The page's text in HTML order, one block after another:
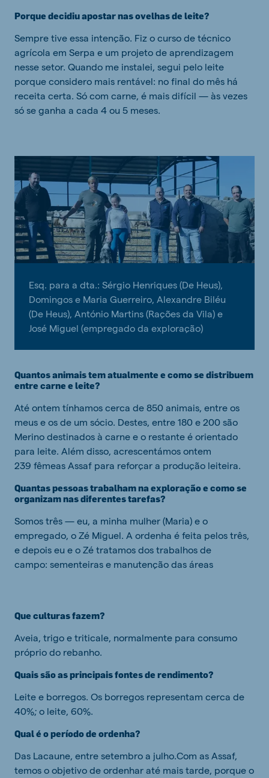
Porque decidiu apostar nas ovelhas de leite?
Sempre tive essa intenção. Fiz o curso de técnico
agrícola em Serpa e um projeto de aprendizagem
nesse setor. Quando me instalei, segui pelo leite
porque considero mais rentável: no final do mês há
receita certa. Só com carne, é mais difícil — às vezes
só se ganha a cada 4 ou 5 meses.
Esq. para a dta.: Sérgio Henriques (De Heus),
Domingos e Maria Guerreiro, Alexandre Biléu
(De Heus), António Martins (Rações da Vila) e
José Miguel (empregado da exploração)
Quantos animais tem atualmente e como se distribuem
entre carne e leite?
Até ontem tínhamos cerca de 850 animais, entre os
meus e os de um sócio. Destes, entre 180 e 200 são
Merino destinados à carne e o restante é orientado
para leite. Além disso, acrescentámos ontem
239 fêmeas Assaf para reforçar a produção leiteira.
Quantas pessoas trabalham na exploração e como se
organizam nas diferentes tarefas?
Somos três — eu, a minha mulher (Maria) e o
empregado, o Zé Miguel. A ordenha é feita pelos três,
e depois eu e o Zé tratamos dos trabalhos de
campo: sementeiras e manutenção das áreas
Que culturas fazem?
Aveia, trigo e triticale, normalmente para consumo
próprio do rebanho.
Quais são as principais fontes de rendimento?
Leite e borregos. Os borregos representam cerca de
40%; o leite, 60%.
Qual é o período de ordenha?
Das Lacaune, entre setembro a julho.Com as Assaf,
temos o objetivo de ordenhar até mais tarde, porque o